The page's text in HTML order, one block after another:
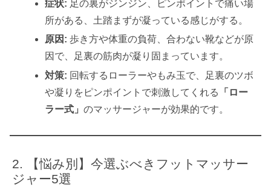
症状: 足の裏がジンジン、ピンポイントで痛い場
所がある、土踏まずが凝っている感じがする。
原因: 歩き方や体重の負荷、合わない靴などが原
因で、足裏の筋肉が凝り固まっています。
対策: 回転するローラーやもみ玉で、足裏のツボ
や凝りをピンポイントで刺激してくれる
「ロー
ラー式」のマッサージャーが効果的です。
【悩み別】今選ぶべきフットマッサー
ジャー5選